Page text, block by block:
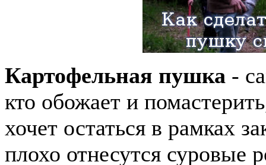
Картофельная пушка -
кто обожает и
хочет остаться в рамках
плохо отнесутся суровые